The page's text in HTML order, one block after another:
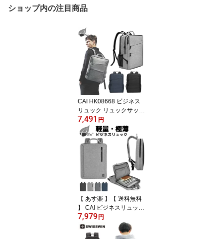
ショップ内の注目商品
CAI HK08668 ビジネス
リュック リュックサック
ビジネスバッグ レディー
ス バックパック メンズ
耐久性 高校生 通学 リュ
ック 通勤 旅行 登山リュ
ック おしゃれ PC入れ
大容量 軽量
7,491 円
【 あす楽 】【 送料無料
】 CAI ビジネスリュック
2way | 軽量 極薄 リュッ
クサック バッグ ブラン
ド ビジネスバッグ 大人
7,979 円